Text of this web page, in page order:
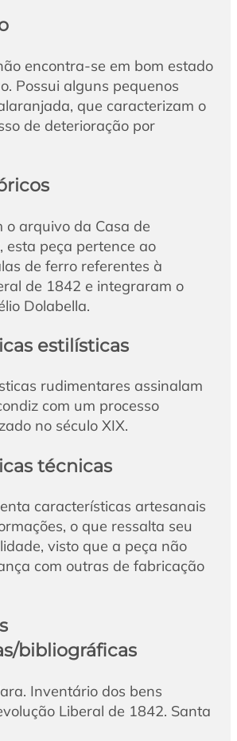
encontra-se em bom estado
Possui alguns pequenos
que caracterizam o
de deterioração por
o arquivo da Casa de
esta peça pertence ao
de ferro referentes à
de 1842 e integraram o
Dolabella.
estilísticas
rudimentares assinalam
com um processo
no século XIX.
técnicas
características artesanais
o que ressalta seu
visto que a peça não
com outras de fabricação
bibliográficas
Inventário dos bens
Liberal de 1842. Santa